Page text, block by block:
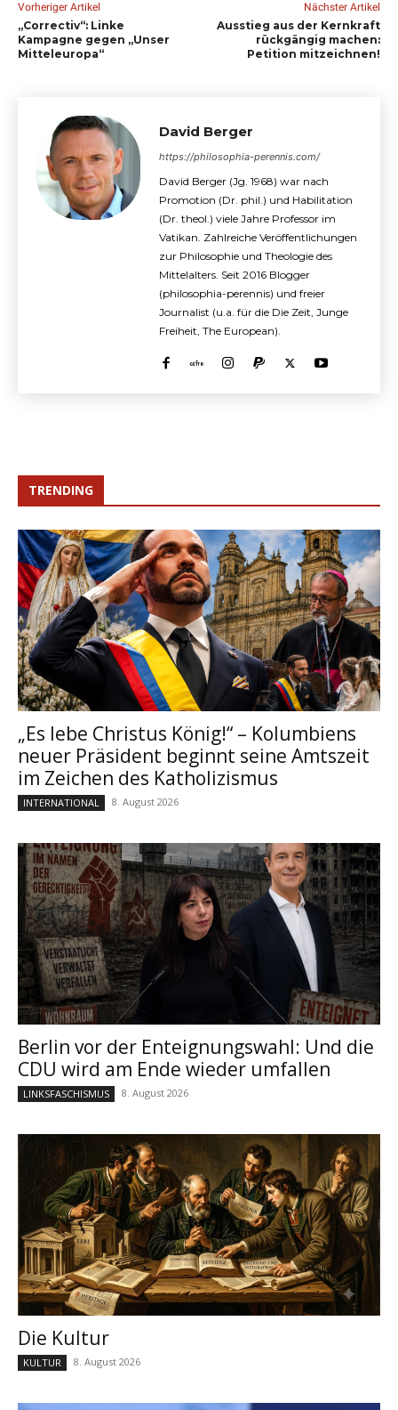
Vorheriger Artikel
„Correctiv“: Linke
Kampagne gegen „Unser
Mitteleuropa“
Nächster Artikel
Ausstieg aus der Kernkraft
rückgängig machen:
Petition mitzeichnen!
David Berger
https://philosophia-perennis.com/
David Berger (Jg. 1968) war nach
Promotion (Dr. phil.) und Habilitation
(Dr. theol.) viele Jahre Professor im
Vatikan. Zahlreiche Veröffentlichungen
zur Philosophie und Theologie des
Mittelalters. Seit 2016 Blogger
(philosophia-perennis) und freier
Journalist (u.a. für die Die Zeit, Junge
Freiheit, The European).
TRENDING
„Es lebe Christus König!“ – Kolumbiens
neuer Präsident beginnt seine Amtszeit
im Zeichen des Katholizismus
INTERNATIONAL 8. August 2026
Berlin vor der Enteignungswahl: Und die
CDU wird am Ende wieder umfallen
LINKSFASCHISMUS 8. August 2026
Die Kultur
KULTUR 8. August 2026